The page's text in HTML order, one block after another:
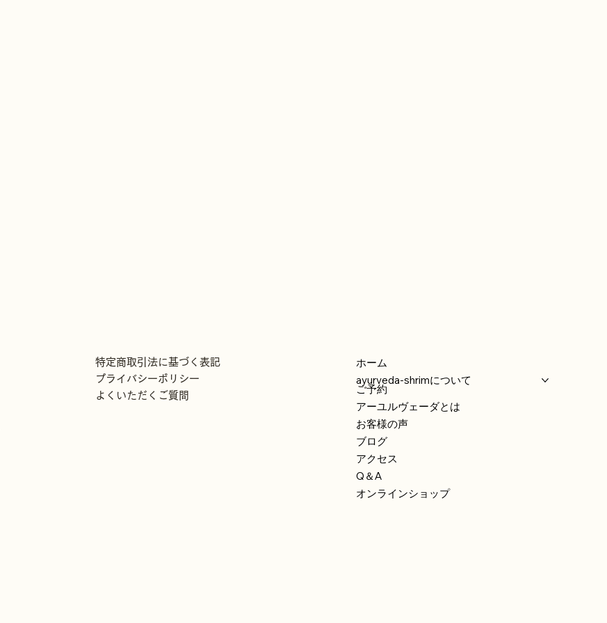
特定商取引法に基づく表記
プライバシーポリシー
よくいただくご質問
ホーム
ayurveda-shrimについて
ご予約
アーユルヴェーダとは
お客様の声
ブログ
アクセス
Q＆A
オンラインショップ